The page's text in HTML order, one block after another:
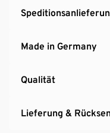
Made in Germany
Qualität
Lieferung &